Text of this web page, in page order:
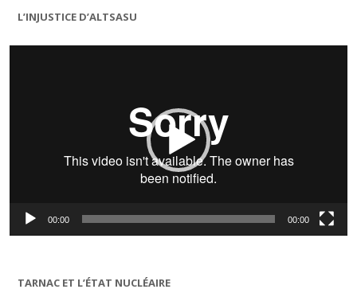
L’INJUSTICE D’ALTSASU
Lecteur
00:00 00:00
TARNAC ET L’ÉTAT NUCLÉAIRE